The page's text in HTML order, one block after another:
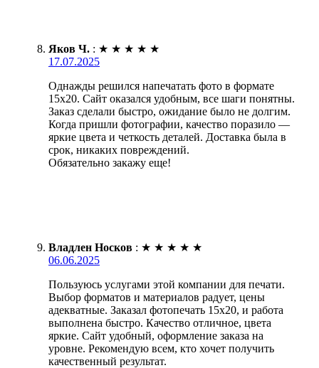
Яков Ч. : ★ ★ ★ ★ ★
17.07.2025
Однажды решился напечатать фото в формате
15х20. Сайт оказался удобным, все шаги понятны.
Заказ сделали быстро, ожидание было не долгим.
Когда пришли фотографии, качество поразило —
яркие цвета и четкость деталей. Доставка была в
срок, никаких повреждений.
Обязательно закажу еще!
Владлен Носков : ★ ★ ★ ★ ★
06.06.2025
Пользуюсь услугами этой компании для печати.
Выбор форматов и материалов радует, цены
адекватные. Заказал фотопечать 15х20, и работа
выполнена быстро. Качество отличное, цвета
яркие. Сайт удобный, оформление заказа на
уровне. Рекомендую всем, кто хочет получить
качественный результат.